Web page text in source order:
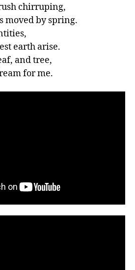
chirruping,
moved by spring.
earth arise.
and tree,
for me.